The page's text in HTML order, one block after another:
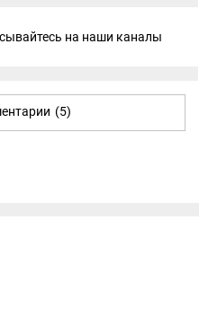
на наши каналы
(5)